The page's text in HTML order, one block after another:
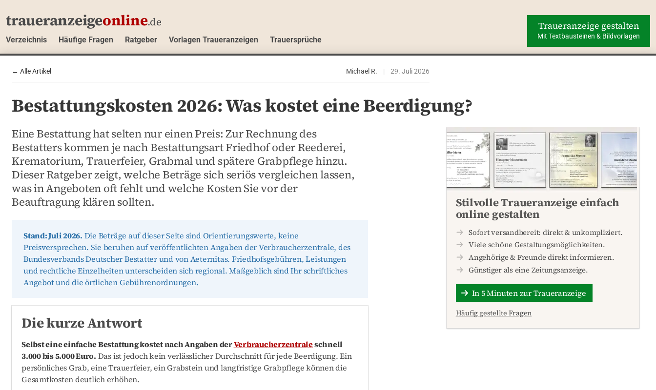
traueranzeigeonline.de
Verzeichnis Häufige Fragen Ratgeber Vorlagen Traueranzeigen Trauersprüche
Traueranzeige gestalten
Mit Textbausteinen & Bildvorlagen
← Alle Artikel Michael R. | 29. Juli 2026
Bestattungskosten 2026: Was kostet eine Beerdigung?
Eine Bestattung hat selten nur einen Preis: Zur Rechnung des
Bestatters kommen je nach Bestattungsart Friedhof oder Reederei,
Krematorium, Trauerfeier, Grabmal und spätere Grabpflege hinzu.
Dieser Ratgeber zeigt, welche Beträge sich seriös vergleichen lassen,
was in Angeboten oft fehlt und welche Kosten Sie vor der
Beauftragung klären sollten.
Stand: Juli 2026. Die Beträge auf dieser Seite sind Orientierungswerte, keine
Preisversprechen. Sie beruhen auf veröffentlichten Angaben der Verbraucherzentrale, des
Bundesverbands Deutscher Bestatter und von Aeternitas. Friedhofsgebühren, Leistungen
und rechtliche Einzelheiten unterscheiden sich regional. Maßgeblich sind Ihr schriftliches
Angebot und die örtlichen Gebührenordnungen.
Die kurze Antwort
Selbst eine einfache Bestattung kostet nach Angaben derVerbraucherzentraleschnell
3.000 bis 5.000 Euro. Das ist jedoch kein verlässlicher Durchschnitt für jede Beerdigung. Ein
persönliches Grab, eine Trauerfeier, ein Grabstein und langfristige Grabpflege können die
Gesamtkosten deutlich erhöhen.
Stilvolle Traueranzeige einfach
online gestalten
Sofort versandbereit: direkt & unkompliziert.
Viele schöne Gestaltungsmöglichkeiten.
Angehörige & Freunde direkt informieren.
Günstiger als eine Zeitungsanzeige.
In 5 Minuten zur Traueranzeige
Häufig gestellte Fragen